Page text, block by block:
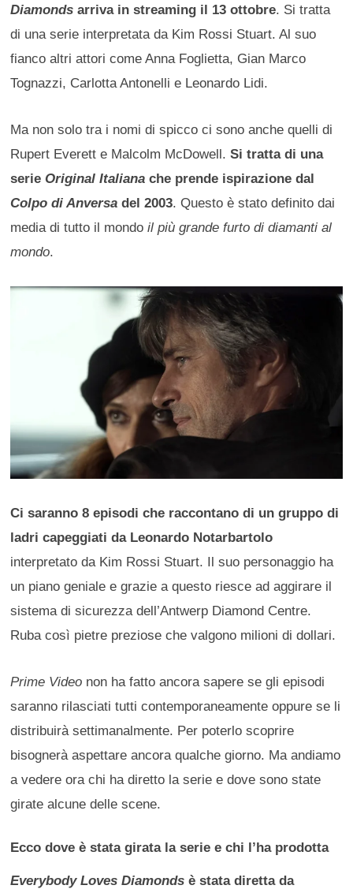
Diamonds arriva in streaming il 13 ottobre. Si tratta
di una serie interpretata da Kim Rossi Stuart. Al suo
fianco altri attori come Anna Foglietta, Gian Marco
Tognazzi, Carlotta Antonelli e Leonardo Lidi.
Ma non solo tra i nomi di spicco ci sono anche quelli di
Rupert Everett e Malcolm McDowell.Si tratta di una
serieOriginal Italiana che prende ispirazione dal
Colpo di Anversa del 2003. Questo è stato definito dai
media di tutto il mondoil più grande furto di diamanti al
mondo.
Ci saranno 8 episodi che raccontano di un gruppo di
ladri capeggiati da Leonardo Notarbartolo
interpretato da Kim Rossi Stuart. Il suo personaggio ha
un piano geniale e grazie a questo riesce ad aggirare il
sistema di sicurezza dell’Antwerp Diamond Centre.
Ruba così pietre preziose che valgono milioni di dollari.
Prime Video non ha fatto ancora sapere se gli episodi
saranno rilasciati tutti contemporaneamente oppure se li
distribuirà settimanalmente. Per poterlo scoprire
bisognerà aspettare ancora qualche giorno. Ma andiamo
a vedere ora chi ha diretto la serie e dove sono state
girate alcune delle scene.
Ecco dove è stata girata la serie e chi l’ha prodotta
Everybody Loves Diamonds è stata diretta da